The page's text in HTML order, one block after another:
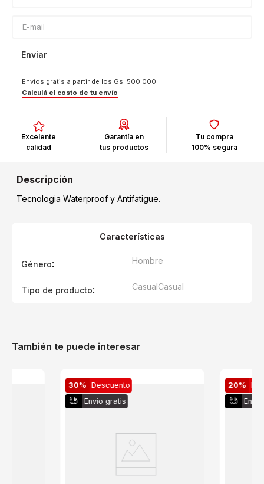
Enviar
Envíos gratis a partir de los Gs. 500.000
Calculá el costo de tu envío
Excelente
calidad
Garantía en
tus productos
Tu compra
100% segura
Tecnologia Waterproof y Antifatigue.
Características
Género: Hombre
Tipo de producto: CasualCasual
También te puede interesar
30% Descuento
Envío gratis
20%